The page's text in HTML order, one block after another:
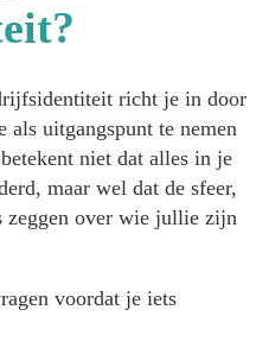
richt je in door
uitgangspunt te nemen
niet dat alles in je
maar wel dat de sfeer,
zeggen over wie jullie zijn
voordat je iets